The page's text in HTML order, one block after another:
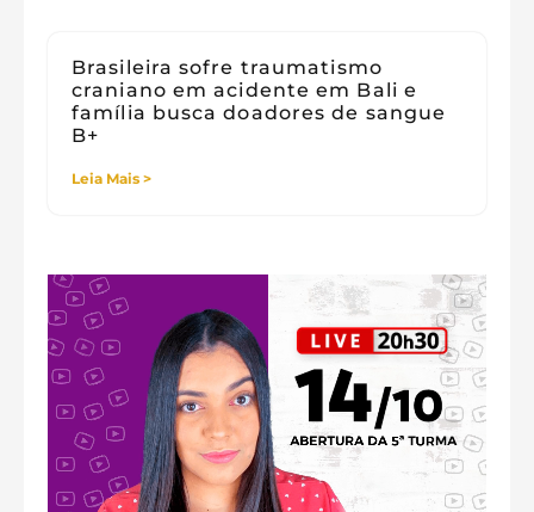
Brasileira sofre traumatismo
craniano em acidente em Bali e
família busca doadores de sangue
B+
Leia Mais >